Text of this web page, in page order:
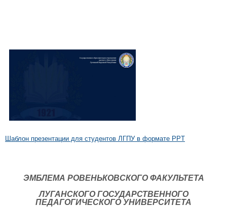
Шаблон презентации для студентов ЛГПУ в формате PPT
ЭМБЛЕМА РОВЕНЬКОВСКОГО ФАКУЛЬТЕТА
ЛУГАНСКОГО ГОСУДАРСТВЕННОГО
ПЕДАГОГИЧЕСКОГО УНИВЕРСИТЕТА